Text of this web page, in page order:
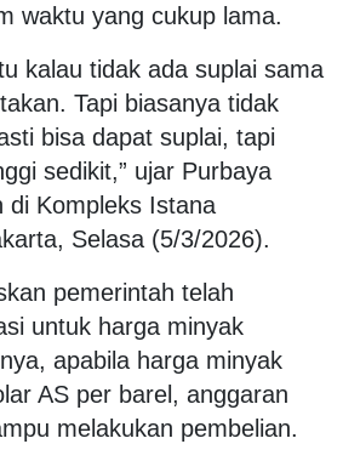
waktu yang cukup lama.
kalau tidak ada suplai sama
Tapi biasanya tidak
bisa dapat suplai, tapi
sedikit,” ujar Purbaya
di Kompleks Istana
Selasa (5/3/2026).
pemerintah telah
untuk harga minyak
apabila harga minyak
AS per barel, anggaran
melakukan pembelian.